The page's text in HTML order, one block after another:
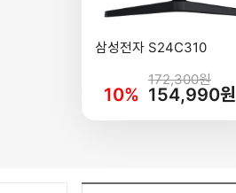
삼성전자 S24C310
10%
172,300원
154,990원